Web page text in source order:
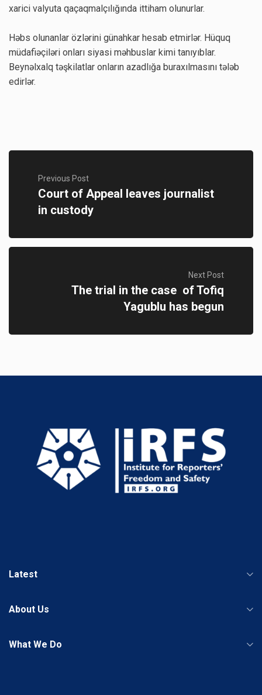
xarici valyuta qaçaqmalçılığında ittiham olunurlar.
Həbs olunanlar özlərini günahkar hesab etmirlər. Hüquq
müdafiəçiləri onları siyasi məhbuslar kimi tanıyıblar.
Beynəlxalq təşkilatlar onların azadlığa buraxılmasını tələb
edirlər.
Previous Post
Court of Appeal leaves journalist
in custody
Next Post
The trial in the case of Tofiq
Yagublu has begun
Latest
About Us
What We Do